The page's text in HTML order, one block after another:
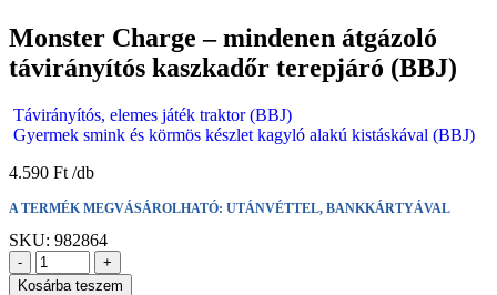
Monster Charge – mindenen átgázoló
távirányítós kaszkadőr terepjáró (BBJ)
Távirányítós, elemes játék traktor (BBJ)
Gyermek smink és körmös készlet kagyló alakú kistáskával (BBJ)
4.590 Ft
A TERMÉK MEGVÁSÁROLHATÓ: UTÁNVÉTTEL, BANKKÁRTYÁVAL
SKU: 982864
-
+
Kosárba teszem